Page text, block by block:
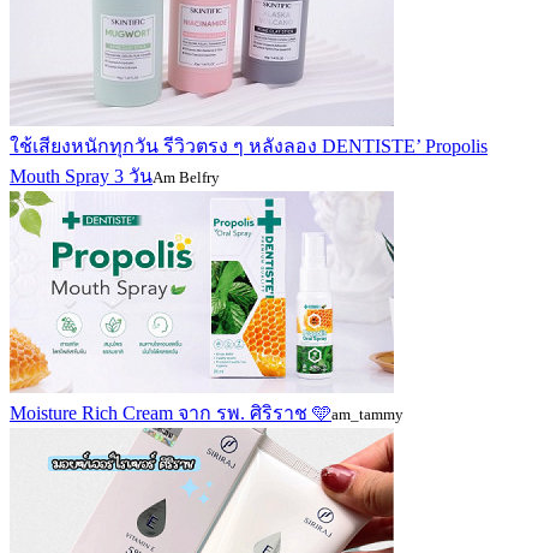
ใช้เสียงหนักทุกวัน รีวิวตรง ๆ หลังลอง DENTISTE’ Propolis
Mouth Spray 3 วันAm Belfry
Moisture Rich Cream จาก รพ. ศิริราช 🩵am_tammy